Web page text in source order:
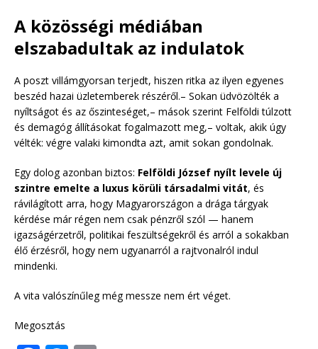
A közösségi médiában
elszabadultak az indulatok
A poszt villámgyorsan terjedt, hiszen ritka az ilyen egyenes
beszéd hazai üzletemberek részéről.– Sokan üdvözölték a
nyíltságot és az őszinteséget,– mások szerint Felföldi túlzott
és demagóg állításokat fogalmazott meg,– voltak, akik úgy
vélték: végre valaki kimondta azt, amit sokan gondolnak.
Egy dolog azonban biztos: Felföldi József nyílt levele új
szintre emelte a luxus körüli társadalmi vitát, és
rávilágított arra, hogy Magyarországon a drága tárgyak
kérdése már régen nem csak pénzről szól — hanem
igazságérzetről, politikai feszültségekről és arról a sokakban
élő érzésről, hogy nem ugyanarról a rajtvonalról indul
mindenki.
A vita valószínűleg még messze nem ért véget.
Megosztás